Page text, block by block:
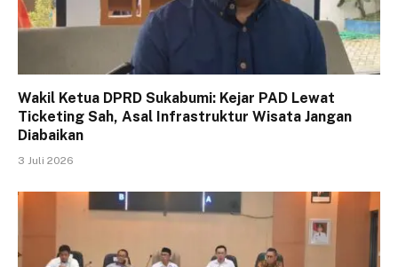
Wakil Ketua DPRD Sukabumi: Kejar PAD Lewat
Ticketing Sah, Asal Infrastruktur Wisata Jangan
Diabaikan
3 Juli 2026